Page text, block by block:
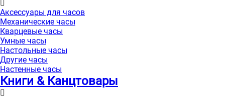
Аксессуары для часов
Механические часы
Кварцевые часы
Умные часы
Настольные часы
Другие часы
Настенные часы
Книги & Канцтовары